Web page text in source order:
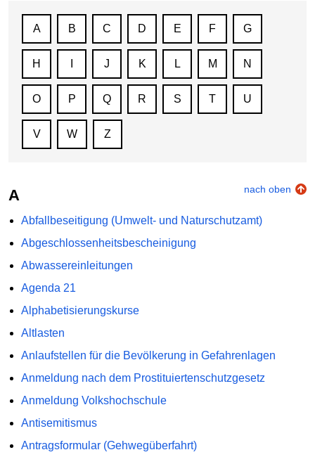
A B C D E F G
H J K L M N
O P Q R S T U
V W Z
A nach oben
Abfallbeseitigung (Umwelt- und Naturschutzamt)
Abgeschlossenheitsbescheinigung
Abwassereinleitungen
Agenda 21
Alphabetisierungskurse
Altlasten
Anlaufstellen für die Bevölkerung in Gefahrenlagen
Anmeldung nach dem Prostituiertenschutzgesetz
Anmeldung Volkshochschule
Antisemitismus
Antragsformular (Gehwegüberfahrt)